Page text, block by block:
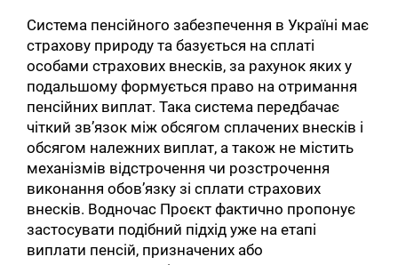
Система пенсійного забезпечення в Україні має
страхову природу та базується на сплаті
особами страхових внесків, за рахунок яких у
подальшому формується право на отримання
пенсійних виплат. Така система передбачає
чіткий зв’язок між обсягом сплачених внесків і
обсягом належних виплат, а також не містить
механізмів відстрочення чи розстрочення
виконання обов’язку зі сплати страхових
внесків. Водночас Проєкт фактично пропонує
застосувати подібний підхід уже на етапі
виплати пенсій, призначених або